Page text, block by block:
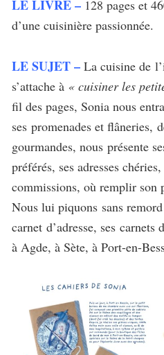
LE LIVRE – 128 pages et
d’une cuisinière passionnée.
LE SUJET – La cuisine de
s’attache à « cuisiner les
fil des pages, Sonia nous
ses promenades et flâneries,
gourmandes, nous présente
préférés, ses adresses
commissions, où remplir son
Nous lui piquons sans
carnet d’adresse, ses carnets
à Agde, à Sète, à Port-en-